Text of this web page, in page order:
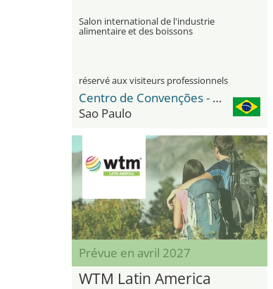
Salon international de l'industrie
alimentaire et des boissons
réservé aux visiteurs professionnels
Centro de Convenções - Distrito Anhembi
Sao Paulo
Prévue en avril 2027
WTM Latin America